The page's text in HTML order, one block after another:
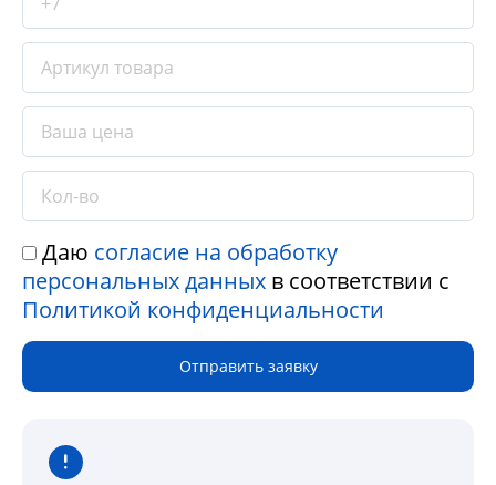
Даю согласие на обработку
персональных данных в соответствии с
Политикой конфиденциальности
Отправить заявку